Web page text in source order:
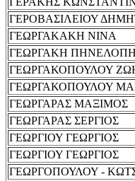
ΓΕΡΟΒΑΣΙΛΕΙΟΥ
ΓΕΩΡΓΑΚΑΚΗ ΝΙΝΑ
ΓΕΩΡΓΑΚΗ ΠΗΝΕΛΟΠΗ
ΓΕΩΡΓΑΚΟΠΟΥΛΟΥ
ΓΕΩΡΓΑΚΟΠΟΥΛΟΥ
ΓΕΩΡΓΑΡΑΣ ΜΑΞΙΜΟΣ
ΓΕΩΡΓΑΡΑΣ ΣΕΡΓΙΟΣ
ΓΕΩΡΓΙΟΥ ΓΕΩΡΓΙΟΣ
ΓΕΩΡΓΙΟΥ ΓΕΩΡΓΙΟΣ
ΓΕΩΡΓΟΠΟΥΛΟΥ -